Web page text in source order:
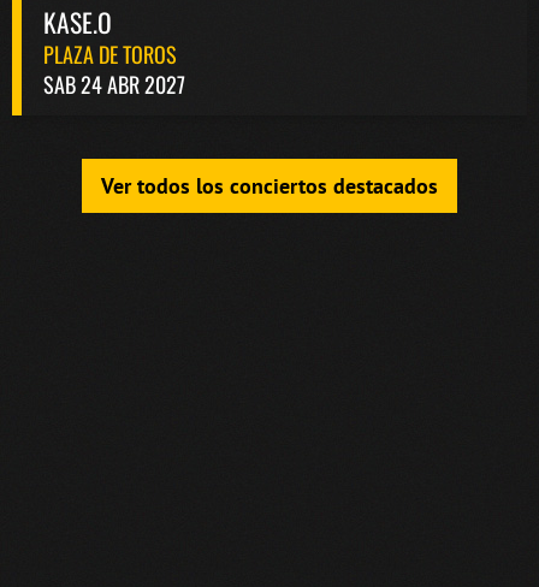
KASE.O
PLAZA DE TOROS
SAB 24 ABR 2027
Ver todos los conciertos destacados